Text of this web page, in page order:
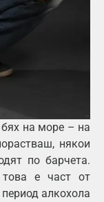
на море – на
някои
по барчета.
е част от
алкохола